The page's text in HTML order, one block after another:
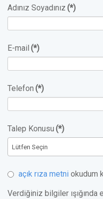
Adınız Soyadınız (*)
E-mail (*)
Telefon (*)
Talep Konusu (*)
açık rıza metni okudum
Verdiğiniz bilgiler ışığında